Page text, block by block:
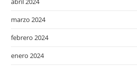
marzo 2024
febrero 2024
enero 2024